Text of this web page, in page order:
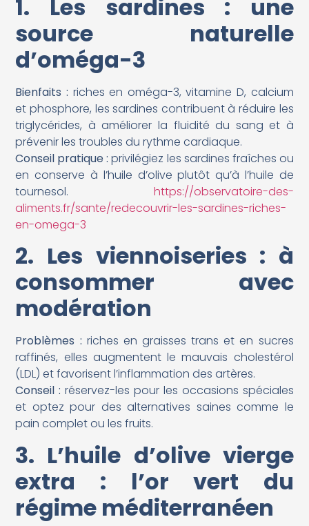
1. Les sardines : une
source naturelle
d’oméga-3
Bienfaits : riches en oméga-3, vitamine D, calcium
et phosphore, les sardines contribuent à réduire les
triglycérides, à améliorer la fluidité du sang et à
prévenir les troubles du rythme cardiaque.
Conseil pratique : privilégiez les sardines fraîches ou
en conserve à l’huile d’olive plutôt qu’à l’huile de
tournesol. https://observatoire-des-
aliments.fr/sante/redecouvrir-les-sardines-riches-
en-omega-3
2. Les viennoiseries : à
consommer avec
modération
Problèmes : riches en graisses trans et en sucres
raffinés, elles augmentent le mauvais cholestérol
(LDL) et favorisent l’inflammation des artères.
Conseil : réservez-les pour les occasions spéciales
et optez pour des alternatives saines comme le
pain complet ou les fruits.
3. L’huile d’olive vierge
extra : l’or vert du
régime méditerranéen